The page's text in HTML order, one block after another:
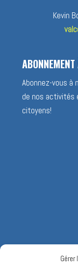
Kevin
Abonnez-vous
de nos activités
citoyens!